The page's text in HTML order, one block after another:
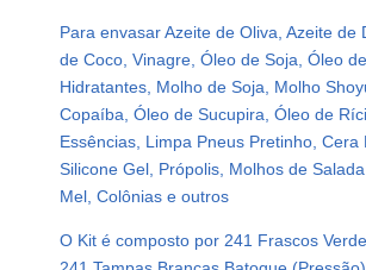
e
r
Para envasar Azeite de Oliva, Azeite de
de Coco, Vinagre, Óleo de Soja, Óleo
Hidratantes, Molho de Soja, Molho
Copaíba, Óleo de Sucupira, Óleo de
Essências, Limpa Pneus Pretinho, Cera
Silicone Gel, Própolis, Molhos de
Mel, Colônias e outros
O Kit é composto por 241 Frascos